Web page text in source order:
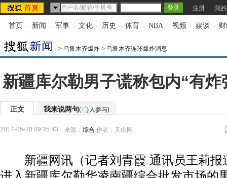
注册 我
首页 - 新闻 - 军事 - 文化 - 历史 - 体育 - NBA - 视频 - 娱谈 -
> 乌鲁木齐爆炸 > 乌鲁木齐连环爆炸消息
新疆库尔勒男子谎称包内“有
正文 我来说两句( 人参与)
2014-05-30 09:35:43 来源： 综合 作者：天山网
新疆网讯（记者刘青霞 通讯员王莉报